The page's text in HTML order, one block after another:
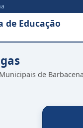
de Educação
de